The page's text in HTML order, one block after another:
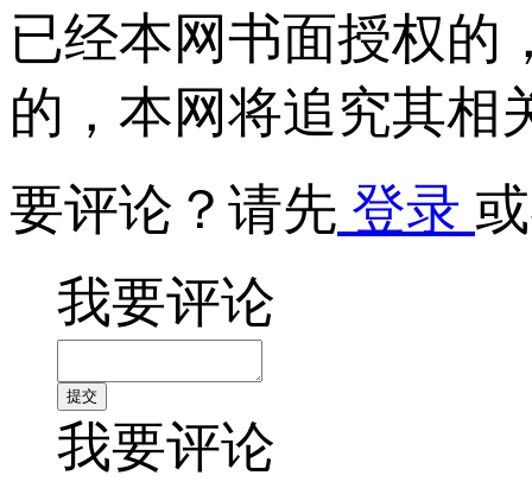
已经本网书面授权的
的，本网将追究其相
要评论？请先 登录
我要评论
我要评论